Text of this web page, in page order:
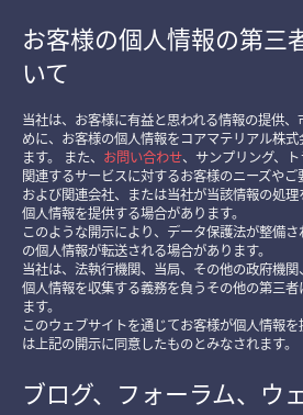
お客様の個人情報の第三
いて
当社は、お客様に有益と思われる情報の提供
めに、お客様の個人情報をコアマテリアル株
ます。 また、 お問い合わせ、サンプリング、
関連するサービスに対するお客様のニーズや
および関連会社、または当社が当該情報の処
個人情報を提供する場合があります。
このような開示により、データ保護法が整備
の個人情報が転送される場合があります。
当社は、法執行機関、当局、その他の政府機
個人情報を収集する義務を負うその他の第三
ます。
このウェブサイトを通じてお客様が個人情報
は上記の開示に同意したものとみなされます。
ブログ、フォーラム、ウ